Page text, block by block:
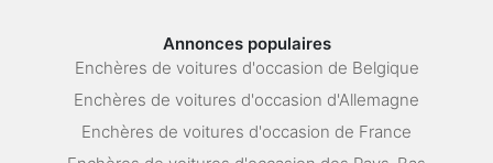
Annonces populaires
Enchères de voitures d'occasion de Belgique
Enchères de voitures d'occasion d'Allemagne
Enchères de voitures d'occasion de France